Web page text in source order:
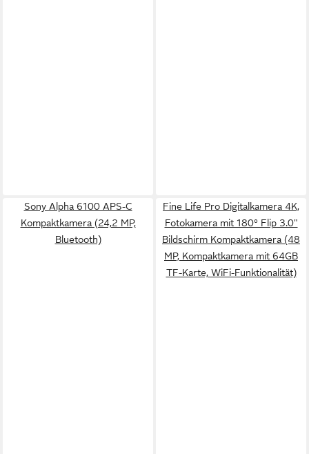
Sony Alpha 6100 APS-C
Kompaktkamera (24,2 MP,
Bluetooth)
Fine Life Pro Digitalkamera 4K,
Fotokamera mit 180° Flip 3.0"
Bildschirm Kompaktkamera (48
MP, Kompaktkamera mit 64GB
TF-Karte, WiFi-Funktionalität)